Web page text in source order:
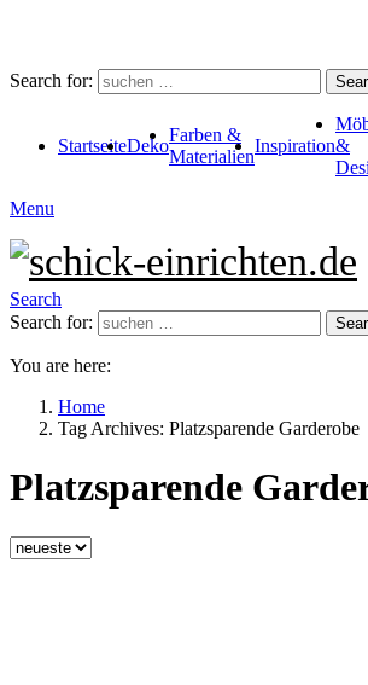
Search for:
StartseiteDeko
Farben &
Materialien
Inspiration&
Menu
Search
Search for:
You are here:
Home
Tag Archives: Platzsparende Garderobe
Platzsparende